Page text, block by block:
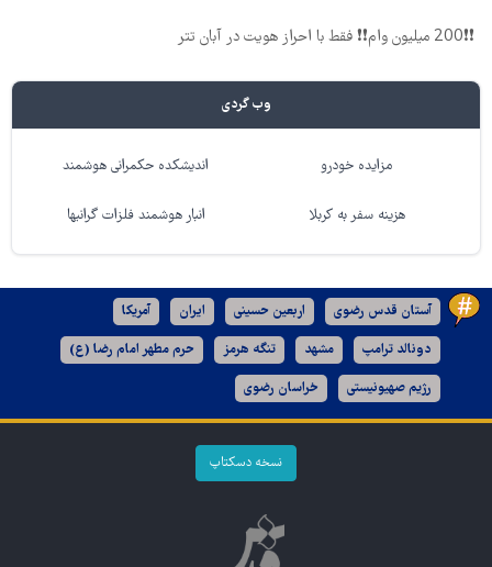
❗❗200 میلیون وام❗❗ فقط با احراز هویت در آبان تتر
وب گردی
مزایده خودرو اندیشکده حکمرانی هوشمند
هزینه سفر به کربلا انبار هوشمند فلزات گرانبها
آستان قدس رضوی اربعین حسینی ایران آمریکا
دونالد ترامپ مشهد تنگه هرمز حرم مطهر امام رضا (ع)
رژیم صهیونیستی خراسان رضوی
نسخه دسکتاپ